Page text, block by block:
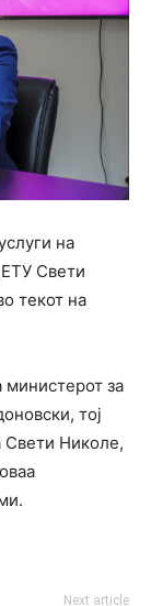
на
Свети
текот на
за
тој
Свети Николе,
Next article